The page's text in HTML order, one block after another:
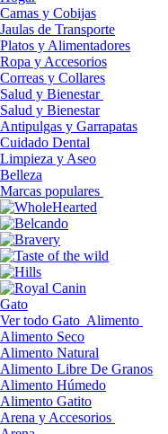
Camas y Cobijas
Jaulas de Transporte
Platos y Alimentadores
Ropa y Accesorios
Correas y Collares
Salud y Bienestar
Salud y Bienestar
Antipulgas y Garrapatas
Cuidado Dental
Limpieza y Aseo
Belleza
Marcas populares
Gato
Ver todo Gato Alimento
Alimento Seco
Alimento Natural
Alimento Libre De Granos
Alimento Húmedo
Alimento Gatito
Arena y Accesorios